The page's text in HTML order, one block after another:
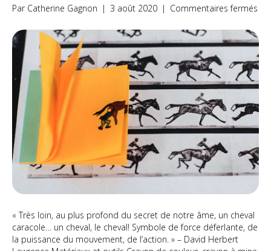
Par Catherine Gagnon | 3 août 2020 | Commentaires fermés
du
« Très loin, au plus profond du secret de notre âme, un cheval
caracole… un cheval, le cheval! Symbole de force déferlante, de
la puissance du mouvement, de l’action. » – David Herbert